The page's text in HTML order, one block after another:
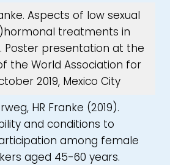
Aspects of low sexual
treatments in
Poster presentation at the
the World Association for
2019, Mexico City
HR Franke (2019).
and conditions to
among female
aged 45-60 years.